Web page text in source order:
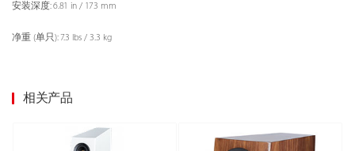
安装深度: 6.81 in / 173 mm
净重 (单只): 7.3 lbs / 3.3 kg
相关产品